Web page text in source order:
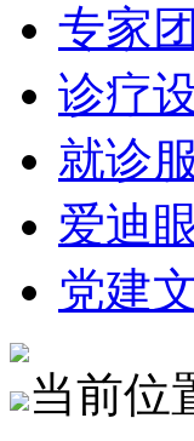
专家
诊疗
就诊
爱迪
党建
当前位